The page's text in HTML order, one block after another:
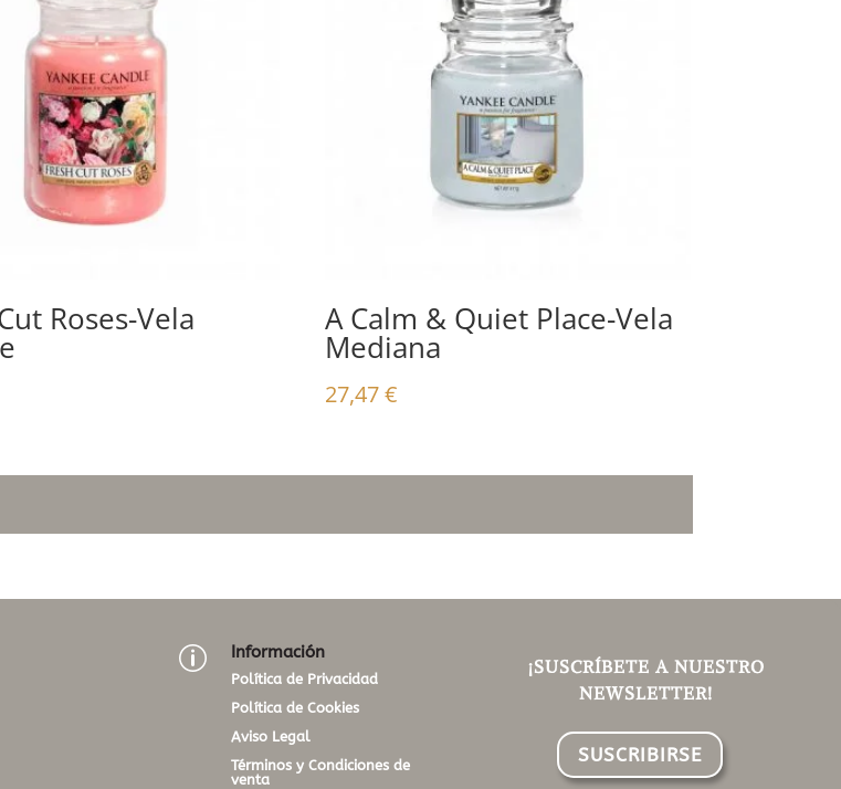
Roses-Vela A Calm & Quiet Place-Vela
Mediana
27,47€
p Información
Política de Privacidad
Política de Cookies
Aviso Legal
Términos y Condiciones de
venta
¡SUSCRÍBETE A NUESTRO
NEWSLETTER!
SUSCRIBIRSE